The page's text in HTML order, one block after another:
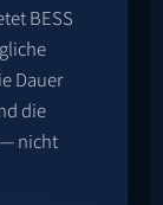
BESS
Dauer
die
nicht